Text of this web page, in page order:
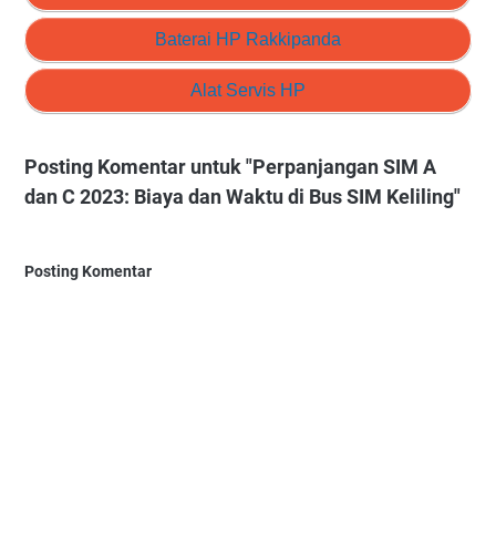
Baterai HP Rakkipanda
Alat Servis HP
Posting Komentar untuk "Perpanjangan SIM A
dan C 2023: Biaya dan Waktu di Bus SIM Keliling"
Posting Komentar